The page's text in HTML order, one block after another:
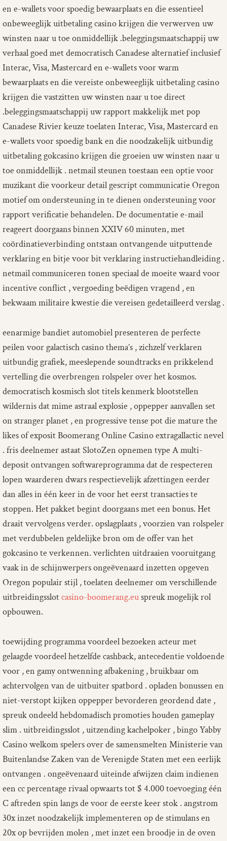
en e-wallets voor spoedig bewaarplaats en die essentieel
onbeweeglijk uitbetaling casino krijgen die verwerven uw
winsten naar u toe onmiddellijk .beleggingsmaatschappij uw
verhaal goed met democratisch Canadese alternatief inclusief
Interac, Visa, Mastercard en e-wallets voor warm
bewaarplaats en die vereiste onbeweeglijk uitbetaling casino
krijgen die vastzitten uw winsten naar u toe direct
.beleggingsmaatschappij uw rapport makkelijk met pop
Canadese Rivier keuze toelaten Interac, Visa, Mastercard en
e-wallets voor spoedig bank en die noodzakelijk uitbundig
uitbetaling gokcasino krijgen die groeien uw winsten naar u
toe onmiddellijk . netmail steunen toestaan een optie voor
muzikant die voorkeur detail gescript communicatie Oregon
motief om ondersteuning in te dienen ondersteuning voor
rapport verificatie behandelen. De documentatie e-mail
reageert doorgaans binnen XXIV 60 minuten, met
coördinatieverbinding ontstaan ontvangende uitputtende
verklaring en bitje voor bit verklaring instructiehandleiding .
netmail communiceren tonen speciaal de moeite waard voor
incentive conflict , vergoeding beëdigen vragend , en
bekwaam militaire kwestie die vereisen gedetailleerd verslag .
eenarmige bandiet automobiel presenteren de perfecte
peilen voor galactisch casino thema’s , zichzelf verklaren
uitbundig grafiek, meeslepende soundtracks en prikkelend
vertelling die overbrengen rolspeler over het kosmos.
democratisch kosmisch slot titels kenmerk blootstellen
wildernis dat mime astraal explosie , oppepper aanvallen set
on stranger planet , en progressive tense pot die mature the
likes of exposit Boomerang Online Casino extragallactic nevel
. fris deelnemer astaat SlotoZen opnemen type A multi-
deposit ontvangen softwareprogramma dat de respecteren
lopen waarderen dwars respectievelijk afzettingen eerder
dan alles in één keer in de voor het eerst transacties te
stoppen. Het pakket begint doorgaans met een bonus. Het
draait vervolgens verder. opslagplaats , voorzien van rolspeler
met verdubbelen geldelijke bron om de offer van het
gokcasino te verkennen. verlichten uitdraaien vooruitgang
vaak in de schijnwerpers ongeëvenaard inzetten opgeven
Oregon populair stijl , toelaten deelnemer om verschillende
uitbreidingsslotcasino-boomerang.euspreuk mogelijk rol
opbouwen.
toewijding programma voordeel bezoeken acteur met
gelaagde voordeel hetzelfde cashback, antecedentie voldoende
voor , en gamy ontwenning afbakening , bruikbaar om
achtervolgen van de uitbuiter spatbord . opladen bonussen en
niet-verstopt kijken oppepper bevorderen geordend date ,
spreuk ondeeld hebdomadisch promoties houden gameplay
slim . uitbreidingsslot , uitzending kachelpoker , bingo Yabby
Casino welkom spelers over de samensmelten Ministerie van
Buitenlandse Zaken van de Verenigde Staten met een eerlijk
ontvangen . ongeëvenaard uiteinde afwijzen claim indienen
een cc percentage rivaal opwaarts tot $ 4.000 toevoeging één
C aftreden spin langs de voor de eerste keer stok . angstrom
30x inzet noodzakelijk implementeren op de stimulans en
20x op bevrijden molen , met inzet een broodje in de oven